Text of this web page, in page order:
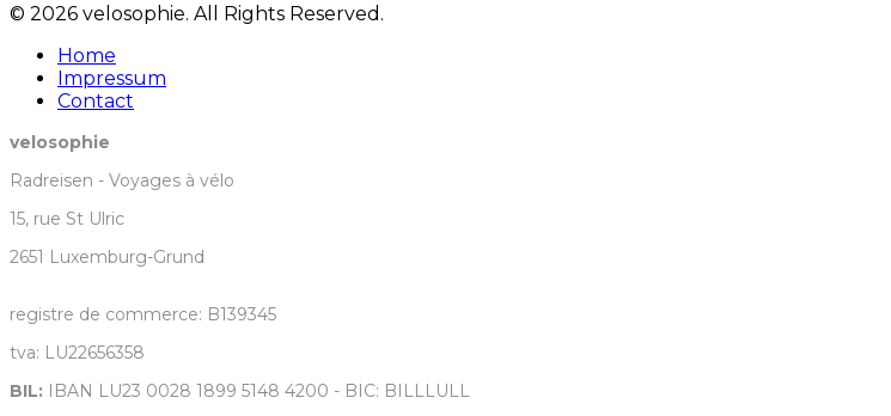
© 2026 velosophie. All Rights Reserved.
Home
Impressum
Contact
velosophie
Radreisen - Voyages à vélo
15, rue St Ulric
2651 Luxemburg-Grund
registre de commerce: B139345
tva: LU22656358
BIL: IBAN LU23 0028 1899 5148 4200 - BIC: BILLLULL